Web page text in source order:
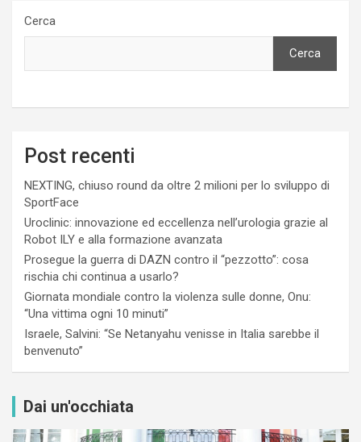
Cerca
Cerca
Post recenti
NEXTING, chiuso round da oltre 2 milioni per lo sviluppo di
SportFace
Uroclinic: innovazione ed eccellenza nell’urologia grazie al
Robot ILY e alla formazione avanzata
Prosegue la guerra di DAZN contro il “pezzotto”: cosa
rischia chi continua a usarlo?
Giornata mondiale contro la violenza sulle donne, Onu:
“Una vittima ogni 10 minuti”
Israele, Salvini: “Se Netanyahu venisse in Italia sarebbe il
benvenuto”
Dai un'occhiata